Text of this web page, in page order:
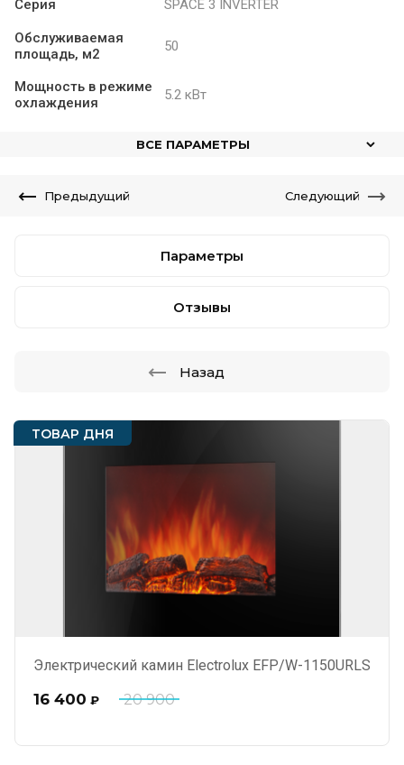
ТОВАР ДНЯ
Электрический камин Electrolux EFP/W-1150URLS
20 900
16 400 ₽
Серия SPACE 3 INVERTER
Обслуживаемая
площадь, м2
50
Мощность в режиме
охлаждения
5.2 кВт
ВСЕ ПАРАМЕТРЫ
Предыдущий Следующий
Параметры
Отзывы
Назад